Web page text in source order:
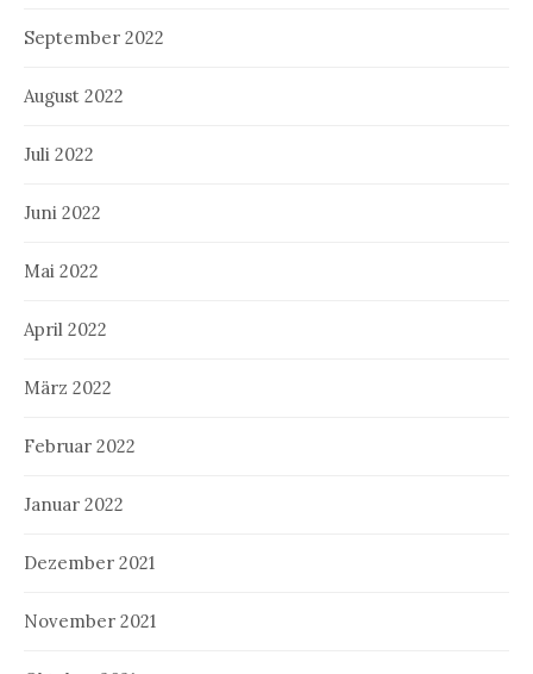
September 2022
August 2022
Juli 2022
Juni 2022
Mai 2022
April 2022
März 2022
Februar 2022
Januar 2022
Dezember 2021
November 2021